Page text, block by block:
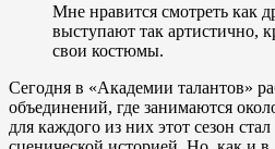
Мне нравится смотреть как
выступают так артистично,
свои костюмы.
Сегодня в «Академии талантов»
объединений, где занимаются
для каждого из них этот сезон